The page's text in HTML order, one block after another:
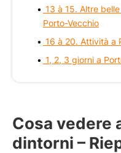
13 à 15. Altre
Porto-Vecchio
16 à 20. Attività a
1, 2, 3 giorni a
Cosa vedere
dintorni –